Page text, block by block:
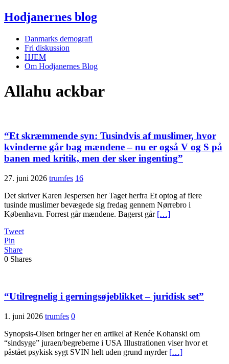
Hodjanernes blog
Danmarks demografi
Fri diskussion
HJEM
Om Hodjanernes Blog
Allahu ackbar
“Et skræmmende syn: Tusindvis af muslimer, hvor
kvinderne går bag mændene – nu er også V og S på
banen med kritik, men der sker ingenting”
27. juni 2026 trumfes 16
Det skriver Karen Jespersen her Taget herfra Et optog af flere
tusinde muslimer bevægede sig fredag gennem Nørrebro i
København. Forrest går mændene. Bagerst går […]
Tweet
Pin
Share
0 Shares
“Utilregnelig i gerningsøjeblikket – juridisk set”
1. juni 2026 trumfes 0
Synopsis-Olsen bringer her en artikel af Renée Kohanski om
“sindsyge” juraen/begreberne i USA Illustrationen viser hvor et
påstået psykisk sygt SVIN helt uden grund myrder […]